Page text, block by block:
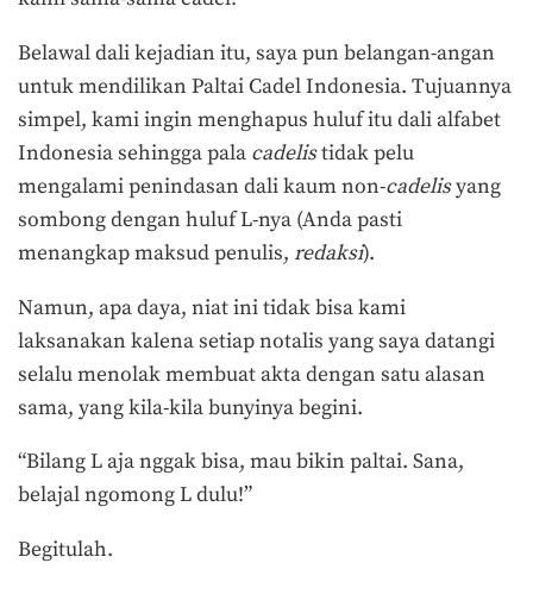
Belawal dali kejadian itu, saya pun belangan-angan
untuk mendilikan Paltai Cadel Indonesia. Tujuannya
simpel, kami ingin menghapus huluf itu dali alfabet
Indonesia sehingga pala cadelistidak pelu
mengalami penindasan dali kaum non-cadelisyang
sombong dengan huluf L-nya (Anda pasti
menangkap maksud penulis, redaksi).
Namun, apa daya, niat ini tidak bisa kami
laksanakan kalena setiap notalis yang saya datangi
selalu menolak membuat akta dengan satu alasan
sama, yang kila-kila bunyinya begini.
“Bilang L aja nggak bisa, mau bikin paltai. Sana,
belajal ngomong L dulu!”
Begitulah.